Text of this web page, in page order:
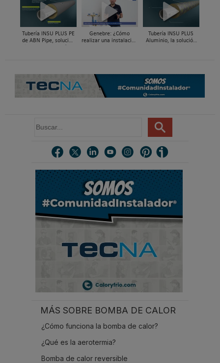
Hidráulica
en vivienda
Tubería INSU PLUS PE
de ABN Pipe, solución
Genebre: ¿Cómo
realizar una instalación
Tubería INSU PLUS
Aluminio, la solución
u
r
.
MÁS SOBRE BOMBA DE CALOR
¿Cómo funciona la bomba de calor?
¿Qué es la aerotermia?
Bomba de calor reversible